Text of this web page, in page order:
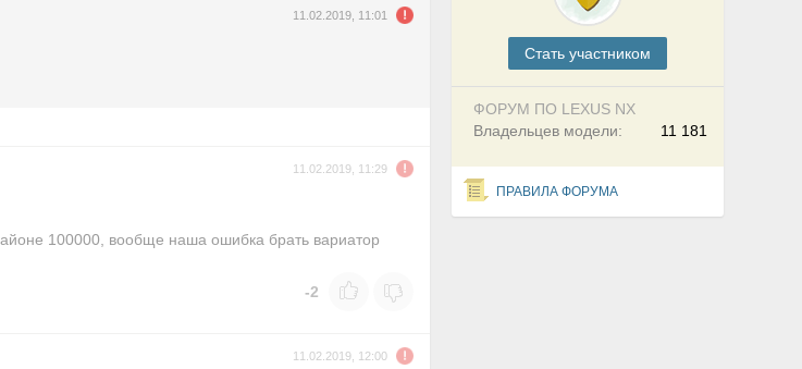
Cтать участником
ФОРУМ ПО LEXUS NX
11 181
Владельцев модели:
ПРАВИЛА ФОРУМА
11.02.2019, 11:01
11.02.2019, 11:29
100000, вообще наша ошибка брать вариатор
-2
11.02.2019, 12:00